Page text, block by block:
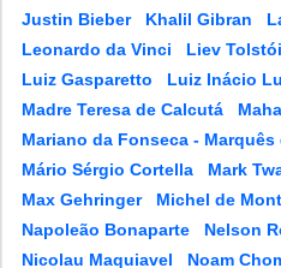
Justin Bieber
Khalil Gibran
Leonardo da Vinci
Liev Tolstói
Luiz Gasparetto
Luiz Inácio
Madre Teresa de Calcutá
Mariano da Fonseca - Marquês
Mário Sérgio Cortella
Mark
Max Gehringer
Michel de
Napoleão Bonaparte
Nelson
Nicolau Maquiavel
Noam